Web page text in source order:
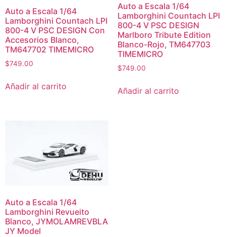
Auto a Escala 1/64
Lamborghini Countach LPI
800-4 V PSC DESIGN Con
Accesorios Blanco,
TM647702 TIMEMICRO
$749.00
Añadir al carrito
Auto a Escala 1/64
Lamborghini Countach LPI
800-4 V PSC DESIGN
Marlboro Tribute Edition
Blanco-Rojo, TM647703
TIMEMICRO
$749.00
Añadir al carrito
Auto a Escala 1/64
Lamborghini Revueito
Blanco, JYMOLAMREVBLA
JY Model